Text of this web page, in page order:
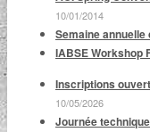
10/01/2014
Semaine annuelle
IABSE Workshop
Inscriptions
10/05/2026
Journée